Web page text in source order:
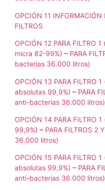
OPCIÓN 11
FILTROS
OPCIÓN 12 PARA FILTRO
micra 82-99%) – PARA
bacterias 36.000 litros)
OPCIÓN 13 PARA FILTRO
absolutas 99,9%) – PARA
anti-bacterias 36.000 litros)
OPCIÓN 14 PARA FILTRO
99,9%) – PARA FILTROS
36.000 litros)
OPCIÓN 15 PARA FILTRO
absolutas 99,9%) – PARA
anti-bacterias 36.000 litros)